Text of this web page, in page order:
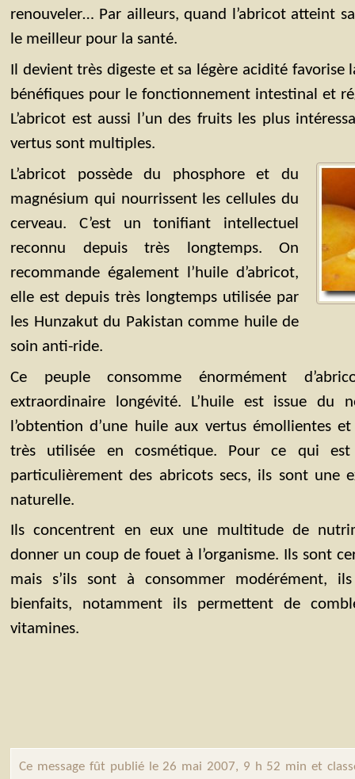
renouveler… Par ailleurs, quand l’abricot atteint
le meilleur pour la santé.
Il devient très digeste et sa légère acidité favorise
bénéfiques pour le fonctionnement intestinal et
L’abricot est aussi l’un des fruits les plus
vertus sont multiples.
L’abricot possède du phosphore et du
magnésium qui nourrissent les cellules du
cerveau. C’est un tonifiant intellectuel
reconnu depuis très longtemps. On
recommande également l’huile d’abricot,
elle est depuis très longtemps utilisée par
les Hunzakut du Pakistan comme huile de
soin anti-ride.
Ce peuple consomme énormément
extraordinaire longévité. L’huile est issue
l’obtention d’une huile aux vertus émollientes
très utilisée en cosmétique. Pour ce qui
particulièrement des abricots secs, ils sont une
naturelle.
Ils concentrent en eux une multitude de
donner un coup de fouet à l’organisme. Ils sont
mais s’ils sont à consommer modérément,
bienfaits, notamment ils permettent de
vitamines.
Ce message fût publié le 26 mai 2007, 9 h 52 min et